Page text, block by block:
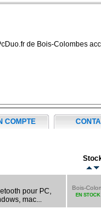
de Bois-Colombes
COMPTE
pour PC,
mac...
Bois-
EN STOCK